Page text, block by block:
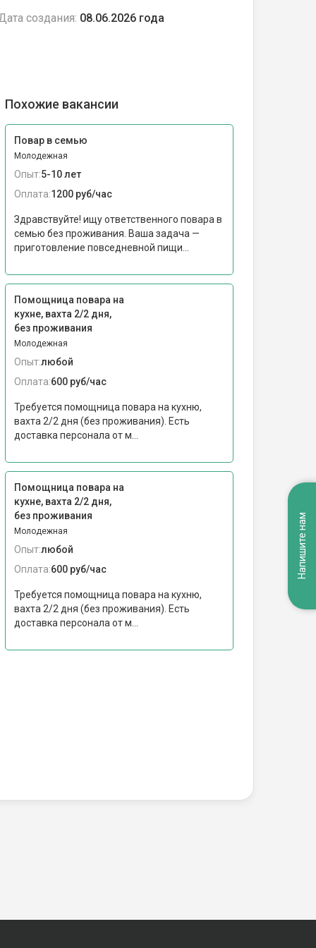
создания: 08.06.2026 года
Похожие вакансии
Повар в семью
Молодежная
Опыт:5-10 лет
Оплата:1200 руб/час
Здравствуйте! ищу ответственного повара в
семью без проживания. Ваша задача —
приготовление повседневной пищи...
Помощница повара на
кухне, вахта 2/2 дня,
без проживания
Молодежная
Опыт:любой
Оплата:600 руб/час
Требуется помощница повара на кухню,
вахта 2/2 дня (без проживания). Есть
доставка персонала от м...
Помощница повара на
кухне, вахта 2/2 дня,
без проживания
Молодежная
Опыт:любой
Оплата:600 руб/час
Требуется помощница повара на кухню,
вахта 2/2 дня (без проживания). Есть
доставка персонала от м...
Напишите нам